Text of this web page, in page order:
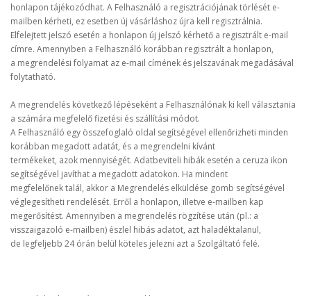
honlapon tájékozódhat. A Felhasználó a regisztrációjának törlését e-
mailben kérheti, ez esetben új vásárláshoz újra kell regisztrálnia.
Elfelejtett jelszó esetén a honlapon új jelszó kérhető a regisztrált e-mail
címre. Amennyiben a Felhasználó korábban regisztrált a honlapon,
a megrendelési folyamat az e-mail címének és jelszavának megadásával
folytatható.
A megrendelés következő lépéseként a Felhasználónak ki kell választania
a számára megfelelő fizetési és szállítási módot.
A Felhasználó egy összefoglaló oldal segítségével ellenőrizheti minden
korábban megadott adatát, és a megrendelni kívánt
termékeket, azok mennyiségét. Adatbeviteli hibák esetén a ceruza ikon
segítségével javíthat a megadott adatokon. Ha mindent
megfelelőnek talál, akkor a Megrendelés elküldése gomb segítségével
véglegesítheti rendelését. Erről a honlapon, illetve e-mailben kap
megerősítést. Amennyiben a megrendelés rögzítése után (pl.: a
visszaigazoló e-mailben) észlel hibás adatot, azt haladéktalanul,
de legfeljebb 24 órán belül köteles jelezni azt a Szolgáltató felé.